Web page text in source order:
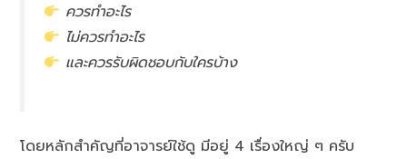
ควรทำอะไร
ไม่ควรทำอะไร
และควรรับผิดชอบกับใครบ้าง
โดยหลักสำคัญที่อาจารย์ใช้ดู มีอยู่ 4 เรื่องใหญ่ ๆ ครับ